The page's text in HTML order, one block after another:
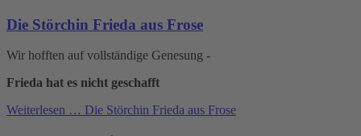
Die Störchin Frieda aus Frose
Wir hofften auf vollständige Genesung -
Frieda hat es nicht geschafft
Weiterlesen … Die Störchin Frieda aus Frose